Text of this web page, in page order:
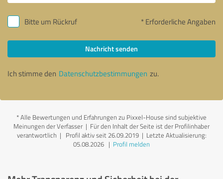
Bitte um Rückruf * Erforderliche Angaben
Nachricht senden
Ich stimme den Datenschutzbestimmungen zu.
*Alle Bewertungen und Erfahrungen zu Pixxel-House sind subjektive
Meinungen der Verfasser | Für den Inhalt der Seite ist der Profilinhaber
verantwortlich | Profil aktiv seit 26.09.2019 | Letzte Aktualisierung:
05.08.2026 | Profil melden